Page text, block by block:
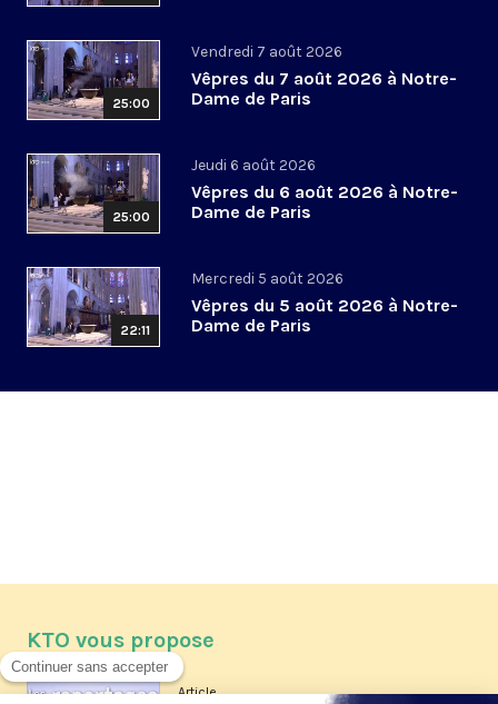
25:00
Vendredi 7 août 2026
Vêpres du 7 août 2026 à Notre-
Dame de Paris
25:00
Jeudi 6 août 2026
Vêpres du 6 août 2026 à Notre-
Dame de Paris
22:11
Mercredi 5 août 2026
Vêpres du 5 août 2026 à Notre-
Dame de Paris
KTO vous propose
Article